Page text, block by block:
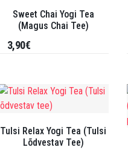
Sweet Chai Yogi Tea
(Magus Chai Tee)
3,90€
Tulsi Relax Yogi Tea (Tulsi
Lõdvestav Tee)